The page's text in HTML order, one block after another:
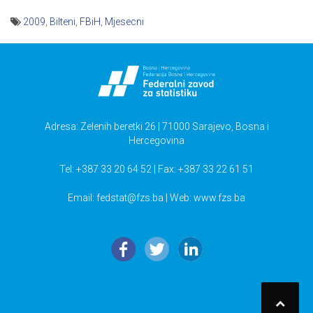
2009 Bilteni FBiH Mjesecni
Adresa: Zelenih beretki 26 | 71000 Sarajevo, Bosna i
Hercegovina
Tel: +387 33 20 64 52 | Fax: +387 33 22 61 51
Email: fedstat@fzs.ba | Web: www.fzs.ba